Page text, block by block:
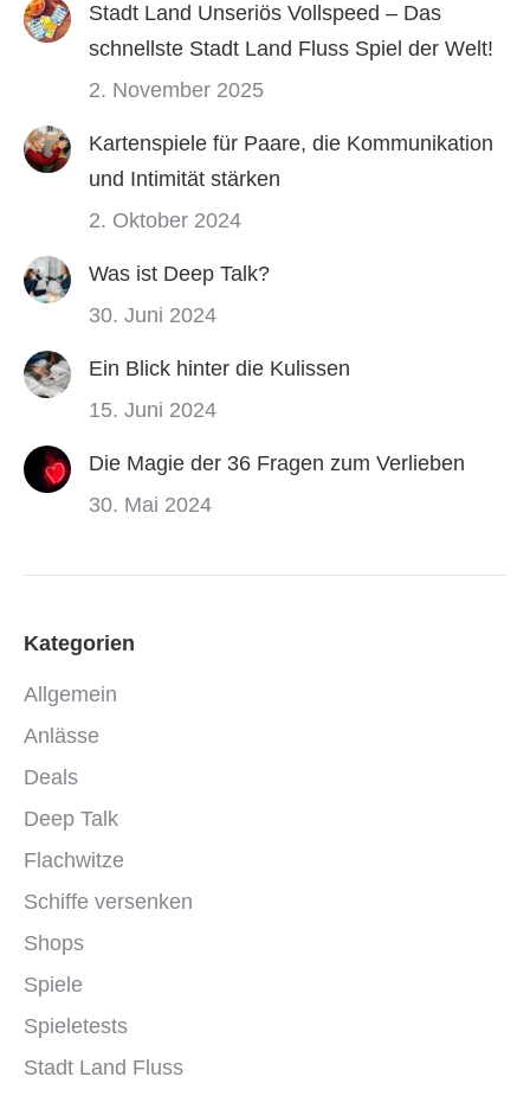
Stadt Land Unseriös Vollspeed – Das
schnellste Stadt Land Fluss Spiel der Welt!
2. November 2025
Kartenspiele für Paare, die Kommunikation
und Intimität stärken
2. Oktober 2024
Was ist Deep Talk?
30. Juni 2024
Ein Blick hinter die Kulissen
15. Juni 2024
Die Magie der 36 Fragen zum Verlieben
30. Mai 2024
Kategorien
Allgemein
Anlässe
Deals
Deep Talk
Flachwitze
Schiffe versenken
Shops
Spiele
Spieletests
Stadt Land Fluss